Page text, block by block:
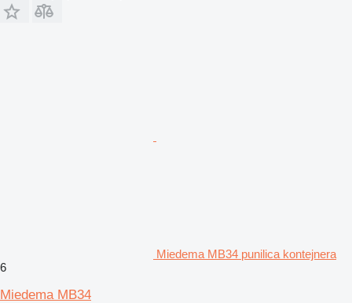
Miedema MB34 punilica kontejnera
6
Miedema MB34